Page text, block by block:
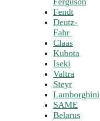
Fendt
Deutz-
Fahr
Claas
Kubota
Iseki
Valtra
Steyr
Lamborghini
SAME
Belarus